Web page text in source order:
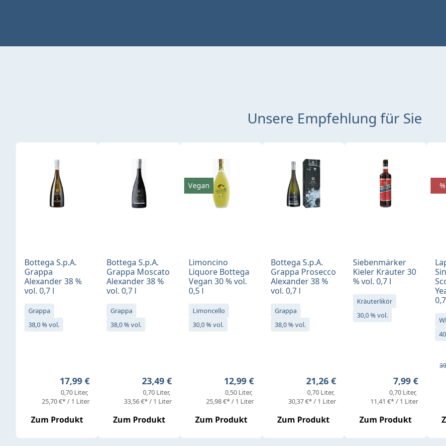
Unsere Empfehlung für Sie
Produktgalerie überspringen
Bottega S.p.A.
Grappa
Alexander 38 %
vol. 0,7 l
Grappa
38,0 % vol.
Regulärer Preis:
17,99 €
0,70 Liter
25,70 €* / 1 Liter
Zum Produkt
Bottega S.p.A.
Grappa Moscato
Alexander 38 %
vol. 0,7 l
Grappa
38,0 % vol.
Regulärer Preis:
23,49 €
0,70 Liter
33,56 €* / 1 Liter
Zum Produkt
Limoncino
Liquore Bottega
Vegan 30 % vol.
0,5 l
Limoncello
30,0 % vol.
Regulärer Preis:
12,99 €
0,50 Liter
25,98 €* / 1 Liter
Zum Produkt
Vegan
Bottega S.p.A.
Grappa Prosecco
Alexander 38 %
vol. 0,7 l
Grappa
38,0 % vol.
Regulärer Preis:
21,26 €
0,70 Liter
30,37 €* / 1 Liter
Zum Produkt
Siebenmärker
Kieler Kräuter 30
% vol. 0,7 l
Kräuterlikör
30,0 % vol.
Regulärer
7,99 €
0,70 Liter
11,41 €* / 1 Liter
Zum Produkt
%